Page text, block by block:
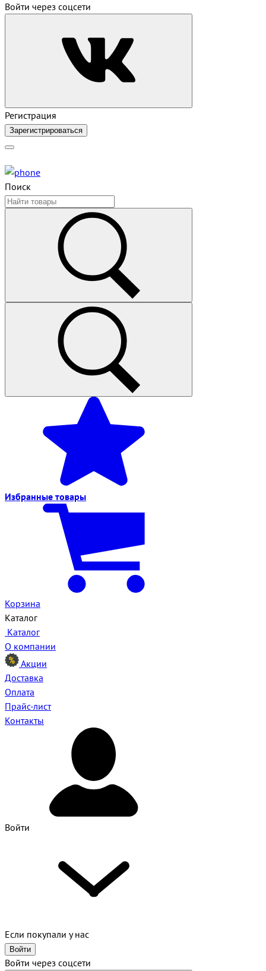
Войти через соцсети
Регистрация
Зарегистрироваться
Поиск
Избранные товары
Корзина
Каталог
Каталог
О компании
Акции
Доставка
Оплата
Прайс-лист
Контакты
Войти
Если покупали у нас
Войти
Войти через соцсети